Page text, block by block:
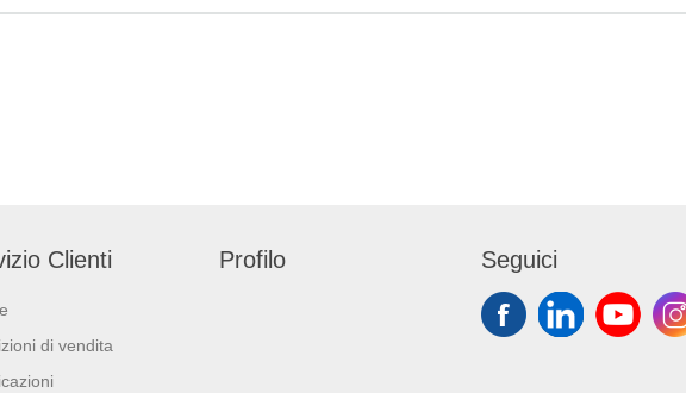
Clienti
di vendita
Profilo Seguici